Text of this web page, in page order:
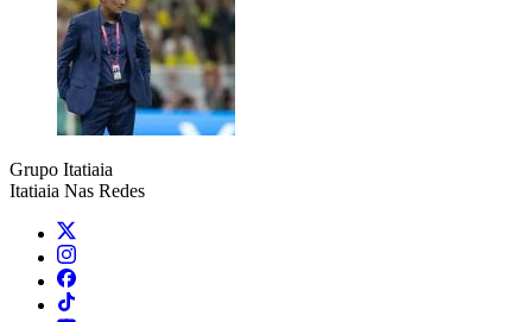
Grupo Itatiaia
Itatiaia Nas Redes